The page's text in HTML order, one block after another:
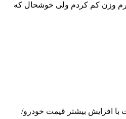
درست نیست که می‌گویند سنم بالاست/ سوریان: هدفم طلای المپیک ریو استفرنگی‌کار وزن 59 کیلوگرم گفت: طی 45 روز حدود 20 کیلوگرم وزن کم کردم ولی خوشحال که
رقابت با افزایش بیشتر قیمت خودرو/